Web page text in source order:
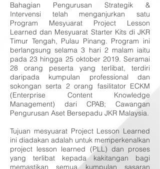
Bahagian Pengurusan Strategik &
Intervensi telah menganjurkan satu
Program Mesyuarat Project Lesson
Learned dan Mesyuarat Starter Kits di JKR
Timur Tengah, Pulau Pinang. Program ini
berlangsung selama 3 hari 2 malam iaitu
pada 23 hingga 25 oktober 2019. Seramai
28 orang peserta yang terlibat, terdiri
daripada kumpulan professional dan
sokongan serta 2 orang fasilitator ECKM
(Enterprise Content Knowledge
Management) dari CPAB; Cawangan
Pengurusan Aset Bersepadu JKR Malaysia.
Tujuan mesyuarat Project Lesson Learned
ini diadakan adalah untuk memperkenalkan
project lesson learned (PLL) dan proses
yang terlibat kepada kakitangan bagi
memastikan semua kumpulan sasaran